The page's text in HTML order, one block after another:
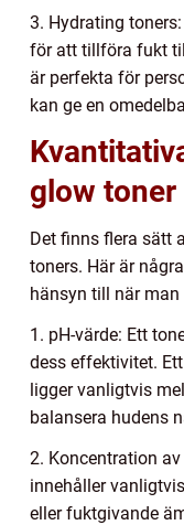
3. Hydrating
för att tillföra fukt
är perfekta för
kan ge en
glow toner
Det finns flera sätt
toners. Här är
hänsyn till när man
1. pH-värde: Ett
dess effektivitet.
ligger vanligtvis
balansera hudens
2. Koncentration
innehåller
eller fuktgivande